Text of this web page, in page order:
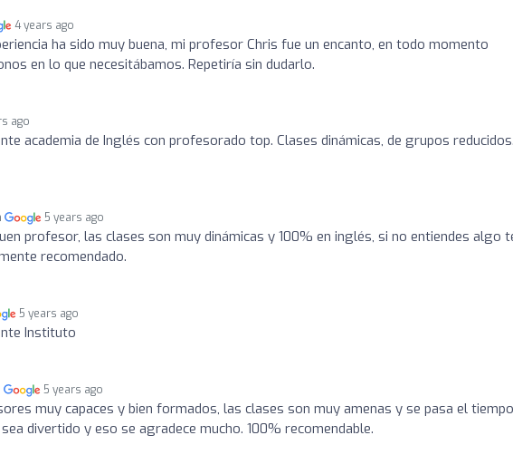
4 years ago
ha sido muy buena, mi profesor Chris fue un encanto, en todo momento
en lo que necesitábamos. Repetiría sin dudarlo.
ago
academia de Inglés con profesorado top. Clases dinámicas, de grupos
5 years ago
profesor, las clases son muy dinámicas y 100% en inglés, si no entiendes algo
recomendado.
5 years ago
Instituto
5 years ago
muy capaces y bien formados, las clases son muy amenas y se pasa el tiempo
divertido y eso se agradece mucho. 100% recomendable.